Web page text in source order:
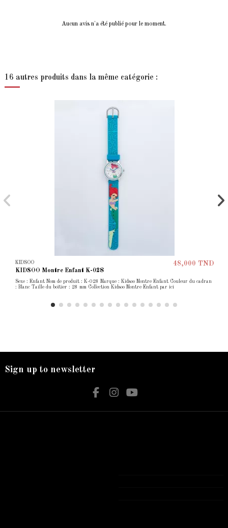
Aucun avis n'a été publié pour le moment.
16 autres produits dans la même catégorie :
KIDSOO
KIDSOO Montre Enfant K-028
48,000 TND
Sexe : Enfant Nom de produit : K-028 Marque : Kidsoo Montre Enfant Couleur du cadran
: Blanc Taille du boîtier : 28 mm Collection Kidsoo Montre Enfant par ici
Sign up to newsletter